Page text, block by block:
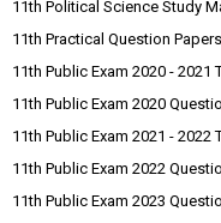
11th Political Science Study
11th Practical Question
11th Public Exam 2020 - 2021
11th Public Exam 2020
11th Public Exam 2021 - 2022
11th Public Exam 2022
11th Public Exam 2023